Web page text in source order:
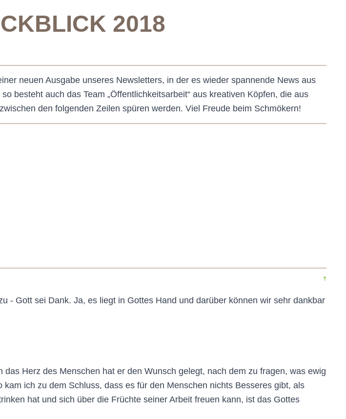
2018
neuen Ausgabe unseres Newsletters, in der es wieder spannende News aus
besteht auch das Team „Öffentlichkeitsarbeit“ aus kreativen Köpfen, die aus
den folgenden Zeilen spüren werden. Viel Freude beim Schmökern!
- Gott sei Dank. Ja, es liegt in Gottes Hand und darüber können wir sehr dankbar
Herz des Menschen hat er den Wunsch gelegt, nach dem zu fragen, was ewig
kam ich zu dem Schluss, dass es für den Menschen nichts Besseres gibt, als
hat und sich über die Früchte seiner Arbeit freuen kann, ist das Gottes